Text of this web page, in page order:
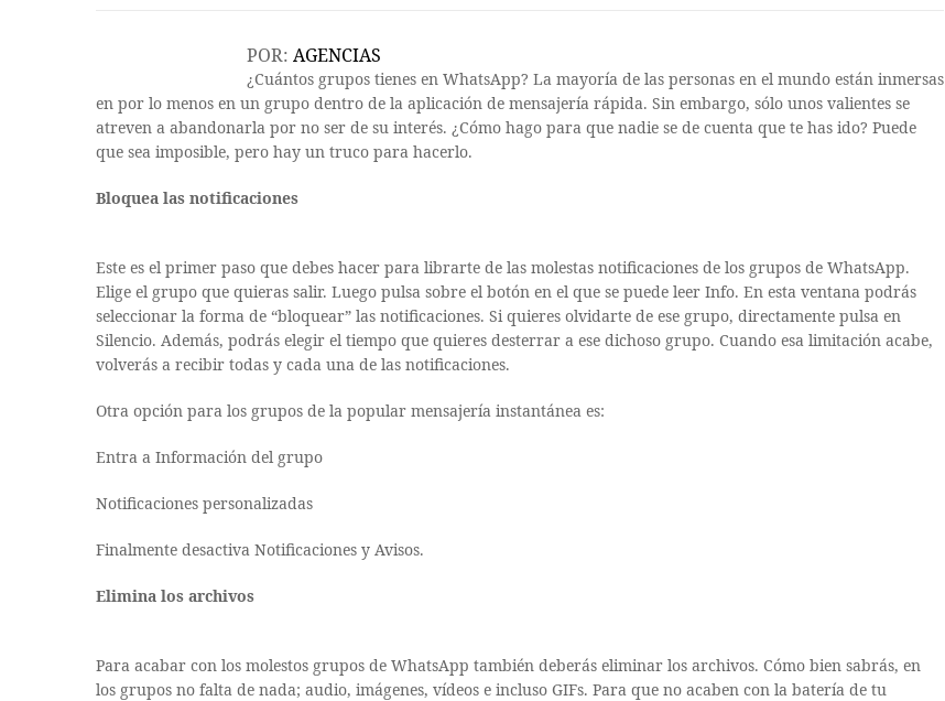
POR: AGENCIAS
¿Cuántos grupos tienes en WhatsApp? La mayoría de las personas en el mundo están inmersas
en por lo menos en un grupo dentro de la aplicación de mensajería rápida. Sin embargo, sólo unos valientes se
atreven a abandonarla por no ser de su interés. ¿Cómo hago para que nadie se de cuenta que te has ido? Puede
que sea imposible, pero hay un truco para hacerlo.
Bloquea las notificaciones
Este es el primer paso que debes hacer para librarte de las molestas notificaciones de los grupos de WhatsApp.
Elige el grupo que quieras salir. Luego pulsa sobre el botón en el que se puede leer Info. En esta ventana podrás
seleccionar la forma de “bloquear” las notificaciones. Si quieres olvidarte de ese grupo, directamente pulsa en
Silencio. Además, podrás elegir el tiempo que quieres desterrar a ese dichoso grupo. Cuando esa limitación acabe,
volverás a recibir todas y cada una de las notificaciones.
Otra opción para los grupos de la popular mensajería instantánea es:
Entra a Información del grupo
Notificaciones personalizadas
Finalmente desactiva Notificaciones y Avisos.
Elimina los archivos
Para acabar con los molestos grupos de WhatsApp también deberás eliminar los archivos. Cómo bien sabrás, en
los grupos no falta de nada; audio, imágenes, vídeos e incluso GIFs. Para que no acaben con la batería de tu